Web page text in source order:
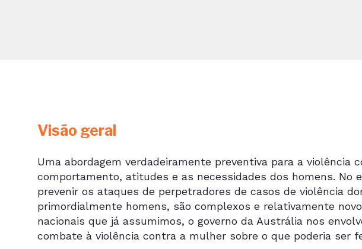
Visão geral
Uma abordagem verdadeiramente preventiva para a violência
comportamento, atitudes e as necessidades dos homens. No
prevenir os ataques de perpetradores de casos de violência
primordialmente homens, são complexos e relativamente
nacionais que já assumimos, o governo da Austrália nos
combate à violência contra a mulher sobre o que poderia ser